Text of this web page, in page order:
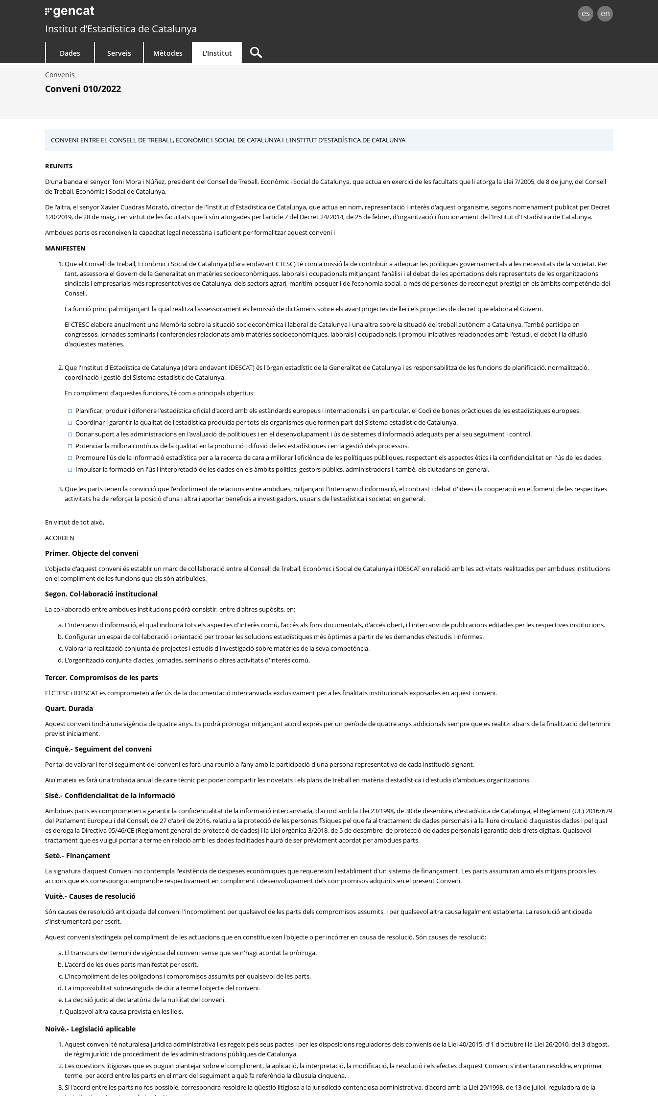
es en
Institut d’Estadística de Catalunya
Dades Serveis Mètodes L'Institut
Convenis
Conveni 010/2022
CONVENI ENTRE EL CONSELL DE TREBALL, ECONÒMIC I SOCIAL DE CATALUNYA I L'INSTITUT D'ESTADÍSTICA DE CATALUNYA
REUNITS
D'una banda el senyor Toni Mora i Núñez, president del Consell de Treball, Econòmic i Social de Catalunya, que actua en exercici de les facultats que li atorga la Llei 7/2005, de 8 de juny, del Consell
de Treball, Econòmic i Social de Catalunya.
De l'altra, el senyor Xavier Cuadras Morató, director de l'Institut d'Estadística de Catalunya, que actua en nom, representació i interès d'aquest organisme, segons nomenament publicat per Decret
120/2019, de 28 de maig, i en virtut de les facultats que li són atorgades per l'article 7 del Decret 24/2014, de 25 de febrer, d'organització i funcionament de l'Institut d'Estadística de Catalunya.
Ambdues parts es reconeixen la capacitat legal necessària i suficient per formalitzar aquest conveni i
MANIFESTEN
Que el Consell de Treball, Econòmic i Social de Catalunya (d'ara endavant CTESC) té com a missió la de contribuir a adequar les polítiques governamentals a les necessitats de la societat. Per
tant, assessora el Govern de la Generalitat en matèries socioeconòmiques, laborals i ocupacionals mitjançant l'anàlisi i el debat de les aportacions dels representats de les organitzacions
sindicals i empresarials més representatives de Catalunya, dels sectors agrari, marítim-pesquer i de l'economia social, a més de persones de reconegut prestigi en els àmbits competència del
Consell.
La funció principal mitjançant la qual realitza l'assessorament és l'emissió de dictàmens sobre els avantprojectes de llei i els projectes de decret que elabora el Govern.
El CTESC elabora anualment una Memòria sobre la situació socioeconòmica i laboral de Catalunya i una altra sobre la situació del treball autònom a Catalunya. També participa en
congressos, jornades seminaris i conferències relacionats amb matèries socioeconòmiques, laborals i ocupacionals, i promou iniciatives relacionades amb l'estudi, el debat i la difusió
d'aquestes matèries.
Que l'Institut d'Estadística de Catalunya (d'ara endavant IDESCAT) és l'òrgan estadístic de la Generalitat de Catalunya i es responsabilitza de les funcions de planificació, normalització,
coordinació i gestió del Sistema estadístic de Catalunya.
En compliment d'aquestes funcions, té com a principals objectius:
Planificar, produir i difondre l'estadística oficial d'acord amb els estàndards europeus i internacionals i, en particular, el Codi de bones pràctiques de les estadístiques europees.
Coordinar i garantir la qualitat de l'estadística produïda per tots els organismes que formen part del Sistema estadístic de Catalunya.
Donar suport a les administracions en l'avaluació de polítiques i en el desenvolupament i ús de sistemes d'informació adequats per al seu seguiment i control.
Potenciar la millora contínua de la qualitat en la producció i difusió de les estadístiques i en la gestió dels processos.
Promoure l'ús de la informació estadística per a la recerca de cara a millorar l'eficiència de les polítiques públiques, respectant els aspectes ètics i la confidencialitat en l'ús de les dades.
Impulsar la formació en l'ús i interpretació de les dades en els àmbits polítics, gestors públics, administradors i, també, els ciutadans en general.
Que les parts tenen la convicció que l'enfortiment de relacions entre ambdues, mitjançant l'intercanvi d'informació, el contrast i debat d'idees i la cooperació en el foment de les respectives
activitats ha de reforçar la posició d'una i altra i aportar beneficis a investigadors, usuaris de l'estadística i societat en general.
En virtut de tot això,
ACORDEN
Primer. Objecte del conveni
L'objecte d'aquest conveni és establir un marc de col·laboració entre el Consell de Treball, Econòmic i Social de Catalunya i IDESCAT en relació amb les activitats realitzades per ambdues institucions
en el compliment de les funcions que els són atribuïdes.
Segon. Col·laboració institucional
La col·laboració entre ambdues institucions podrà consistir, entre d'altres supòsits, en:
L'intercanvi d'informació, el qual inclourà tots els aspectes d'interès comú, l'accés als fons documentals, d'accés obert, i l'intercanvi de publicacions editades per les respectives institucions.
Configurar un espai de col·laboració i orientació per trobar les solucions estadístiques més òptimes a partir de les demandes d'estudis i informes.
Valorar la realització conjunta de projectes i estudis d'investigació sobre matèries de la seva competència.
L'organització conjunta d'actes, jornades, seminaris o altres activitats d'interès comú.
Tercer. Compromisos de les parts
El CTESC i IDESCAT es comprometen a fer ús de la documentació intercanviada exclusivament per a les finalitats institucionals exposades en aquest conveni.
Quart. Durada
Aquest conveni tindrà una vigència de quatre anys. Es podrà prorrogar mitjançant acord exprés per un període de quatre anys addicionals sempre que es realitzi abans de la finalització del termini
previst inicialment.
Cinquè.- Seguiment del conveni
Per tal de valorar i fer el seguiment del conveni es farà una reunió a l'any amb la participació d'una persona representativa de cada institució signant.
Així mateix es farà una trobada anual de caire tècnic per poder compartir les novetats i els plans de treball en matèria d'estadística i d'estudis d'ambdues organitzacions.
Sisè.- Confidencialitat de la informació
Ambdues parts es comprometen a garantir la confidencialitat de la informació intercanviada, d'acord amb la Llei 23/1998, de 30 de desembre, d'estadística de Catalunya, el Reglament (UE) 2016/679
del Parlament Europeu i del Consell, de 27 d'abril de 2016, relatiu a la protecció de les persones físiques pel que fa al tractament de dades personals i a la lliure circulació d'aquestes dades i pel qual
es deroga la Directiva 95/46/CE (Reglament general de protecció de dades) i la Llei orgànica 3/2018, de 5 de desembre, de protecció de dades personals i garantia dels drets digitals. Qualsevol
tractament que es vulgui portar a terme en relació amb les dades facilitades haurà de ser prèviament acordat per ambdues parts.
Setè.- Finançament
La signatura d'aquest Conveni no contempla l'existència de despeses econòmiques que requereixin l'establiment d'un sistema de finançament. Les parts assumiran amb els mitjans propis les
accions que els correspongui emprendre respectivament en compliment i desenvolupament dels compromisos adquirits en el present Conveni.
Vuitè.- Causes de resolució
Són causes de resolució anticipada del conveni l'incompliment per qualsevol de les parts dels compromisos assumits, i per qualsevol altra causa legalment establerta. La resolució anticipada
s'instrumentarà per escrit.
Aquest conveni s'extingeix pel compliment de les actuacions que en constitueixen l'objecte o per incórrer en causa de resolució. Són causes de resolució:
El transcurs del termini de vigència del conveni sense que se n'hagi acordat la pròrroga.
L'acord de les dues parts manifestat per escrit.
L'incompliment de les obligacions i compromisos assumits per qualsevol de les parts.
La impossibilitat sobrevinguda de dur a terme l'objecte del conveni.
La decisió judicial declaratòria de la nul·litat del conveni.
Qualsevol altra causa prevista en les lleis.
Noivè.- Legislació aplicable
Aquest conveni té naturalesa jurídica administrativa i es regeix pels seus pactes i per les disposicions reguladores dels convenis de la Llei 40/2015, d'1 d'octubre i la Llei 26/2010, del 3 d'agost,
de règim jurídic i de procediment de les administracions públiques de Catalunya.
Les qüestions litigioses que es puguin plantejar sobre el compliment, la aplicació, la interpretació, la modificació, la resolució i els efectes d'aquest Conveni s'intentaran resoldre, en primer
terme, per acord entre les parts en el marc del seguiment a què fa referència la clàusula cinquena.
Si l'acord entre les parts no fos possible, correspondrà resoldre la qüestió litigiosa a la jurisdicció contenciosa administrativa, d'acord amb la Llei 29/1998, de 13 de juliol, reguladora de la